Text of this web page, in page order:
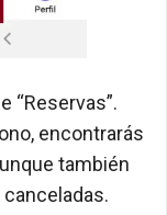
“Reservas”.
encontrarás
también